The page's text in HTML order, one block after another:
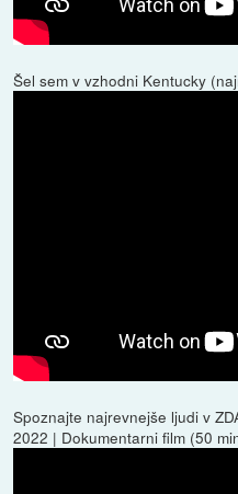
Šel sem v vzhodni Kentucky
Spoznajte najrevnejše ljudi v
2022 | Dokumentarni film (50